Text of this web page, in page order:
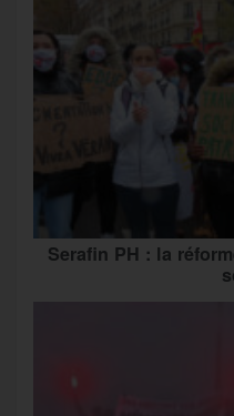
Serafin PH : la